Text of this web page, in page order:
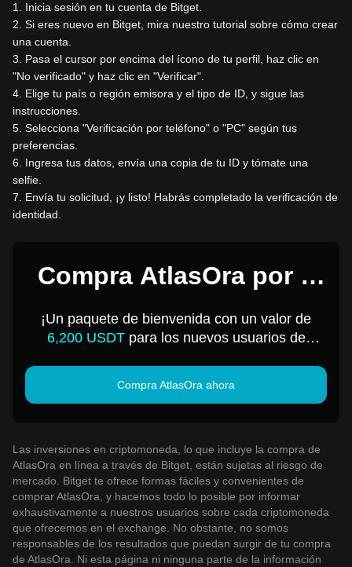
1
Inicia sesión en tu cuenta de Bitget.
2 Si eres nuevo en Bitget, mira nuestro tutorial sobre cómo crear
una cuenta.
3
Pasa el cursor por encima del ícono de tu perfil, haz clic en
"No verificado" y haz clic en "Verificar".
4 Elige tu país o región emisora y el tipo de ID, y sigue las
instrucciones.
5 Selecciona "Verificación por teléfono" o "PC" según tus
preferencias.
6
Ingresa tus datos, envía una copia de tu ID y tómate una
selfie.
7
Envía tu solicitud, ¡y listo! Habrás completado la verificación de
identidad.
Compra AtlasOra por 1
¡Un paquete de bienvenida con un valor de
6,200 USDTpara los nuevos usuarios de
Compra AtlasOra ahora
Las inversiones en criptomoneda, lo que incluye la compra de
AtlasOra en línea a través de Bitget, están sujetas al riesgo de
mercado. Bitget te ofrece formas fáciles y convenientes de
comprar AtlasOra, y hacemos todo lo posible por informar
exhaustivamente a nuestros usuarios sobre cada criptomoneda
que ofrecemos en el exchange. No obstante, no somos
responsables de los resultados que puedan surgir de tu compra
de AtlasOra. Ni esta página ni ninguna parte de la información